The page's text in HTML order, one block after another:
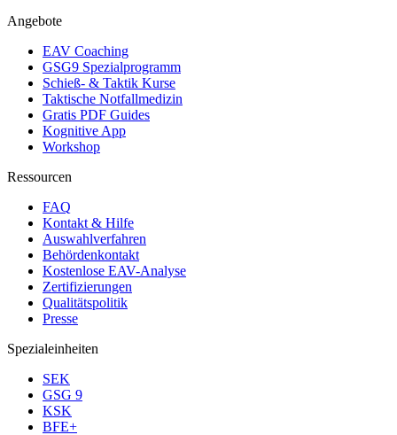
Angebote
EAV Coaching
GSG9 Spezialprogramm
Schieß- & Taktik Kurse
Taktische Notfallmedizin
Gratis PDF Guides
Kognitive App
Workshop
Ressourcen
FAQ
Kontakt & Hilfe
Auswahlverfahren
Behördenkontakt
Kostenlose EAV-Analyse
Zertifizierungen
Qualitätspolitik
Presse
Spezialeinheiten
SEK
GSG 9
KSK
BFE+